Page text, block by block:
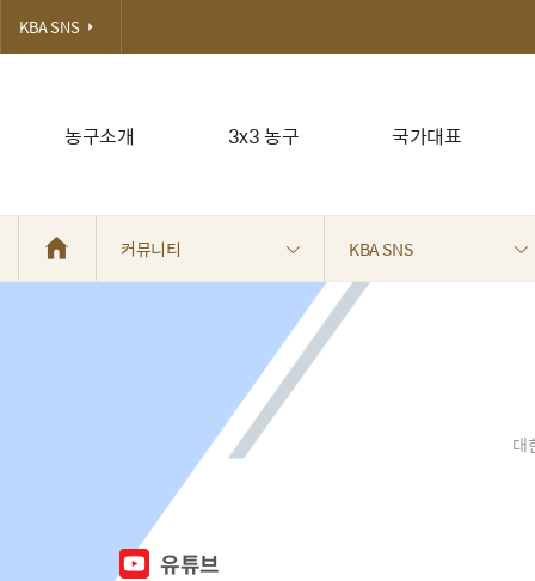
농구소개 3x3 농구 국가대표
KBA SNS
커뮤니티 KBA SNS
대
유튜브